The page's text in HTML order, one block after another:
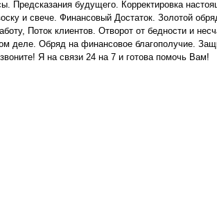
Предсказания будущего. Корректировка
и свече. Финансовый Достаток. Золотой
Поток клиентов. Отворот от бедности и
деле. Обряд на финансовое благополучие.
Я на связи 24 на 7 и готова помочь Вам!